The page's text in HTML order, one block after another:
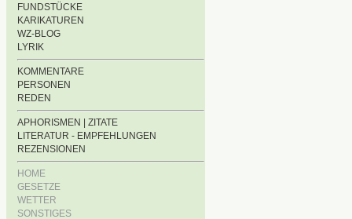
FUNDSTÜCKE
KARIKATUREN
WZ-BLOG
LYRIK
KOMMENTARE
PERSONEN
REDEN
APHORISMEN | ZITATE
LITERATUR - EMPFEHLUNGEN
REZENSIONEN
HOME
GESETZE
WETTER
SONSTIGES